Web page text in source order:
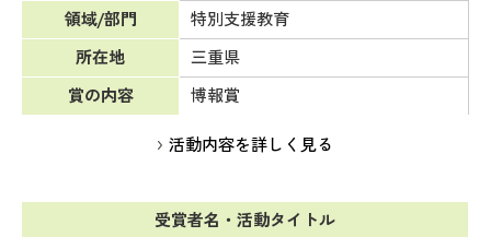
領域/部門
特別支援教育
所在地
三重県
賞の内容
博報賞
活動内容を詳しく見る
受賞者名・活動タイトル